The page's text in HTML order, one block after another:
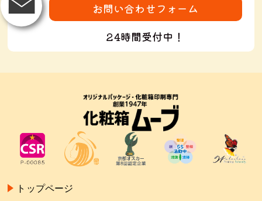
お問い合わせフォーム
24時間受付中！
トップページ